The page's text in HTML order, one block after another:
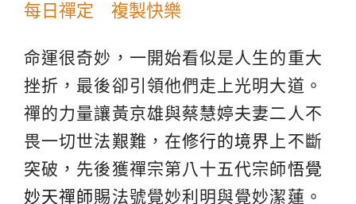
每日禪定 複製快樂
命運很奇妙，一開始看似是人生的重大
挫折，最後卻引領他們走上光明大道。
禪的力量讓黃京雄與蔡慧婷夫妻二人不
畏一切世法艱難，在修行的境界 上不斷
突破，先後獲禪宗第八十五代宗師悟覺
妙天禪師賜法號覺妙利明與覺妙潔蓮。